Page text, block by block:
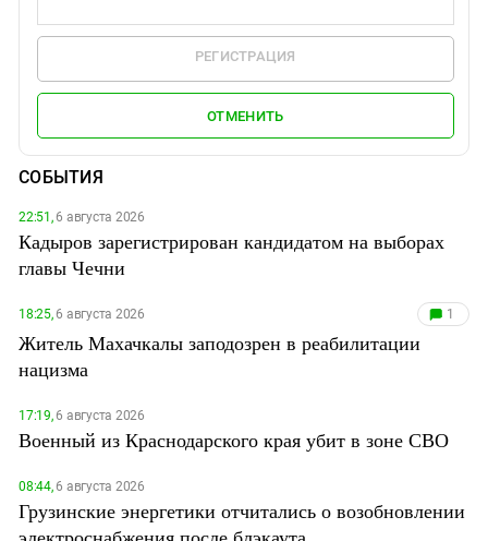
РЕГИСТРАЦИЯ
ОТМЕНИТЬ
СОБЫТИЯ
22:51,6 августа 2026
Кадыров зарегистрирован кандидатом на выборах
главы Чечни
18:25,6 августа 2026 1
Житель Махачкалы заподозрен в реабилитации
нацизма
17:19,6 августа 2026
Военный из Краснодарского края убит в зоне СВО
08:44,6 августа 2026
Грузинские энергетики отчитались о возобновлении